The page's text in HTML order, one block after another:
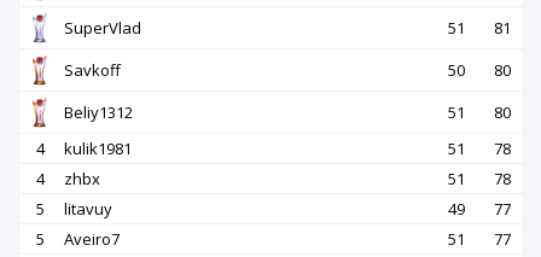
SuperVlad
51
81
Savkoff
50
80
Beliy1312
51
80
4
kulik1981 51
78
4
zhbx 51
78
5
litavuy 49
77
5
Aveiro7 51
77